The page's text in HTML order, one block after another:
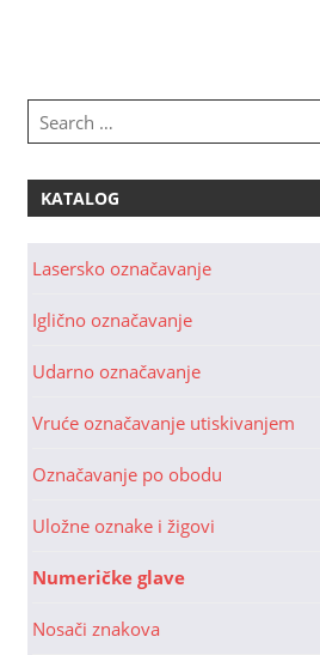
KATALOG
Lasersko označavanje
Iglično označavanje
Udarno označavanje
Vruće označavanje utiskivanjem
Označavanje po obodu
Uložne oznake i žigovi
Numeričke glave
Nosači znakova